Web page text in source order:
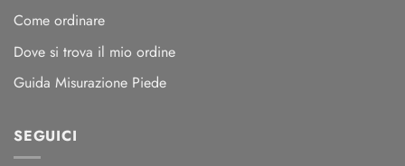
Come ordinare
Dove si trova il mio ordine
Guida Misurazione Piede
SEGUICI